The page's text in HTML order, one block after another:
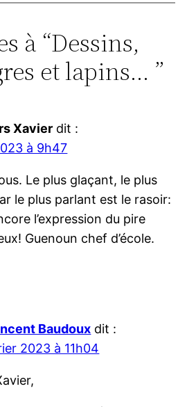
à “Dessins,
et lapins… ”
Xavier dit :
à 9h47
Le plus glaçant, le plus
le plus parlant est le rasoir:
l’expression du pire
Guenoun chef d’école.
Baudoux dit :
2023 à 11h04